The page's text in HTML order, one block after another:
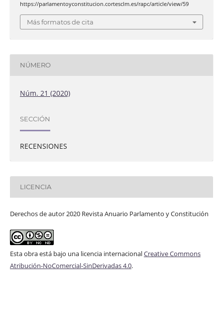
https://parlamentoyconstitucion.cortesclm.es/rapc/article/view/59
Más formatos de cita
NÚMERO
Núm. 21 (2020)
SECCIÓN
RECENSIONES
LICENCIA
Derechos de autor 2020 Revista Anuario Parlamento y Constitución
Esta obra está bajo una licencia internacionalCreative Commons
Atribución-NoComercial-SinDerivadas 4.0.